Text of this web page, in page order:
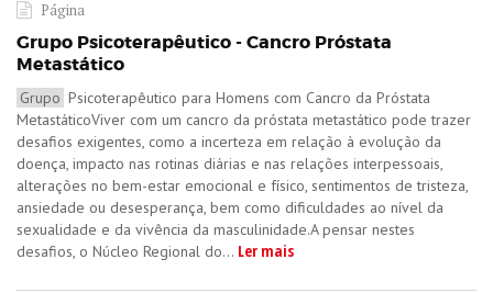
Página
Grupo Psicoterapêutico - Cancro Próstata
Metastático
Grupo Psicoterapêutico para Homens com Cancro da Próstata
MetastáticoViver com um cancro da próstata metastático pode trazer
desafios exigentes, como a incerteza em relação à evolução da
doença, impacto nas rotinas diárias e nas relações interpessoais,
alterações no bem-estar emocional e físico, sentimentos de tristeza,
ansiedade ou desesperança, bem como dificuldades ao nível da
sexualidade e da vivência da masculinidade.A pensar nestes
desafios, o Núcleo Regional do... Ler mais